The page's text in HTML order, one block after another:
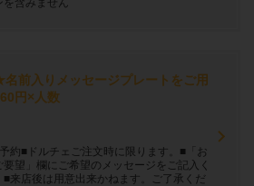
前入りメッセージプレートをご用
円×人数
約■ドルチェご注文時に限ります。■「お
要望」欄にご希望のメッセージをご記入く
■来店後は用意出来かねます。ご了承くだ